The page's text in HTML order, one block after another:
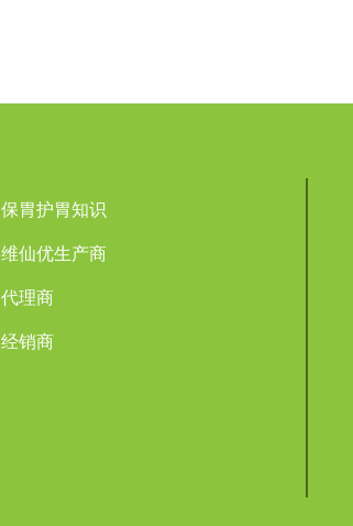
保胃护胃知识
维仙优生产商
代理商
经销商